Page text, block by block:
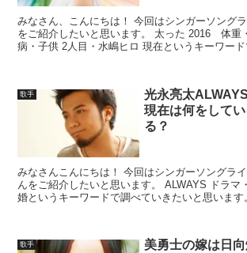
みなさん、こんにちは！ 今回はシンガーソング
をご紹介したいと思います。 太った 2016 体重
病・子供 2人目・水嶋ヒロ 現在というキーワー
歌手
光永亮太
現在は何をして
る？
みなさんこんにちは！ 今回はシンガーソングラ
んをご紹介したいと思います。 ALWAYS ドラマ
婚というキーワードで調べていきたいと思います
歌手
美勇士の嫁は日